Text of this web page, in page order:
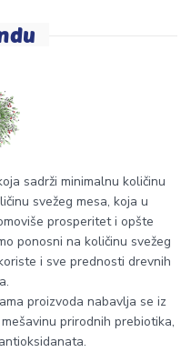
sadrži minimalnu količinu
svežeg mesa, koja u
prosperitet i opšte
ponosni na količinu svežeg
i sve prednosti drevnih
proizvoda nabavlja se iz
prirodnih prebiotika,